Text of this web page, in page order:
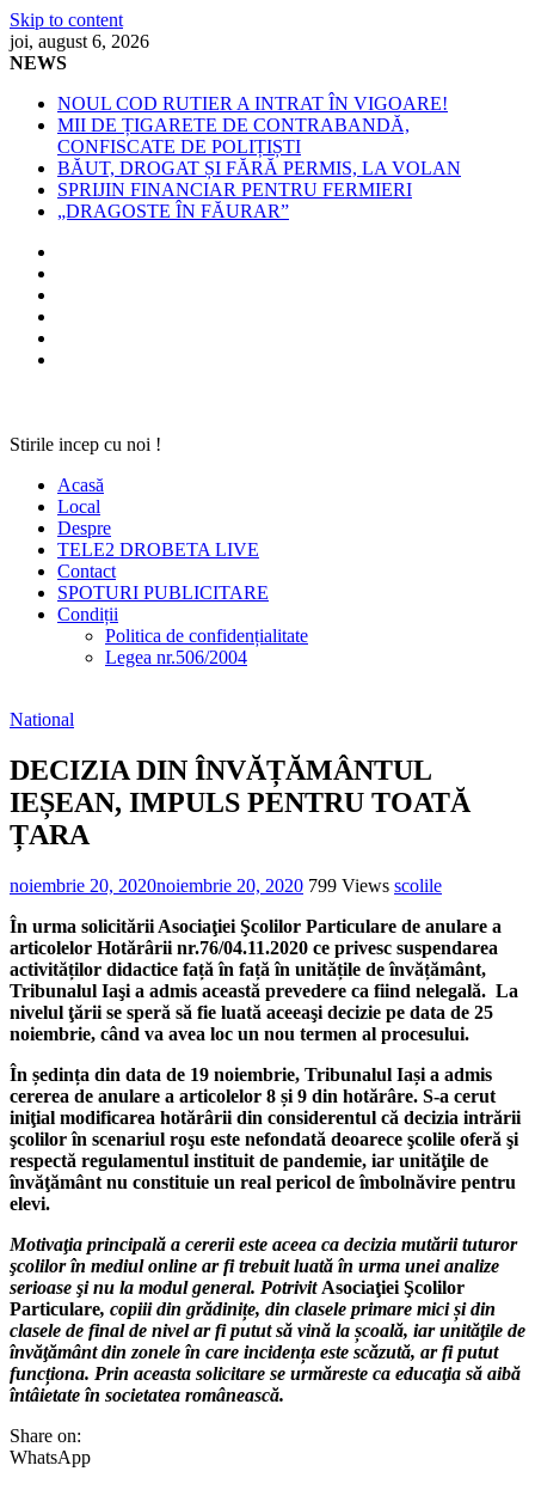
Skip to content
joi, august 6, 2026
NEWS
NOUL COD RUTIER A INTRAT ÎN VIGOARE!
MII DE ȚIGARETE DE CONTRABANDĂ,
CONFISCATE DE POLIȚIȘTI
BĂUT, DROGAT ȘI FĂRĂ PERMIS, LA VOLAN
SPRIJIN FINANCIAR PENTRU FERMIERI
„DRAGOSTE ÎN FĂURAR”
Stirile incep cu noi !
Acasă
Local
Despre
TELE2 DROBETA LIVE
Contact
SPOTURI PUBLICITARE
Condiții
Politica de confidențialitate
Legea nr.506/2004
National
DECIZIA DIN ÎNVĂȚĂMÂNTUL
IEȘEAN, IMPULS PENTRU TOATĂ
ȚARA
noiembrie 20, 2020noiembrie 20, 2020 799 Views scolile
În urma solicitării Asociaţiei Şcolilor Particulare de anulare a
articolelor Hotărârii nr.76/04.11.2020 ce privesc suspendarea
activităților didactice față în față în unitățile de învățământ,
Tribunalul Iaşi a admis această prevedere ca fiind nelegală. La
nivelul ţării se speră să fie luată aceeaşi decizie pe data de 25
noiembrie, când va avea loc un nou termen al procesului.
În ședința din data de 19 noiembrie, Tribunalul Iași a admis
cererea de anulare a articolelor 8 și 9 din hotărâre. S-a cerut
iniţial modificarea hotărârii din considerentul că decizia intrării
şcolilor în scenariul roşu este nefondată deoarece şcolile oferă şi
respectă regulamentul instituit de pandemie, iar unităţile de
învăţământ nu constituie un real pericol de îmbolnăvire pentru
elevi.
Motivaţia principală a cererii este aceea ca decizia mutării tuturor
şcolilor în mediul online ar fi trebuit luată în urma unei analize
serioase şi nu la modul general. Potrivit Asociaţiei Şcolilor
Particulare, copiii din grădinițe, din clasele primare mici și din
clasele de final de nivel ar fi putut să vină la școală, iar unităţile de
învăţământ din zonele în care incidența este scăzută, ar fi putut
funcționa. Prin aceasta solicitare se urmăreste ca educaţia să aibă
întâietate în societatea românească.
Share on:
WhatsApp